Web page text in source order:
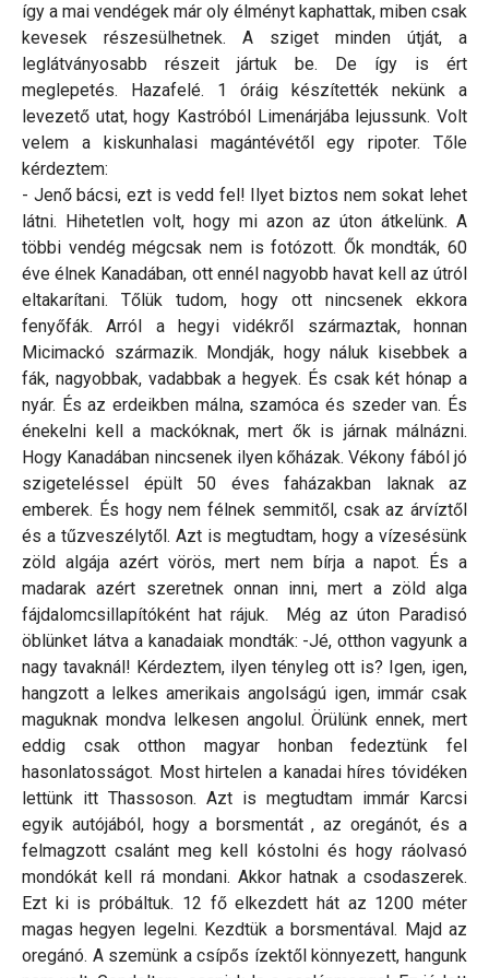
így a mai vendégek már oly élményt kaphattak, miben csak
kevesek részesülhetnek. A sziget minden útját, a
leglátványosabb részeit jártuk be. De így is ért
meglepetés. Hazafelé. 1 óráig készítették nekünk a
levezető utat, hogy Kastróból Limenárjába lejussunk. Volt
velem a kiskunhalasi magántévétől egy ripoter. Tőle
kérdeztem:
- Jenő bácsi, ezt is vedd fel! Ilyet biztos nem sokat lehet
látni. Hihetetlen volt, hogy mi azon az úton átkelünk. A
többi vendég mégcsak nem is fotózott. Ők mondták, 60
éve élnek Kanadában, ott ennél nagyobb havat kell az útról
eltakarítani. Tőlük tudom, hogy ott nincsenek ekkora
fenyőfák. Arról a hegyi vidékről származtak, honnan
Micimackó származik. Mondják, hogy náluk kisebbek a
fák, nagyobbak, vadabbak a hegyek. És csak két hónap a
nyár. És az erdeikben málna, szamóca és szeder van. És
énekelni kell a mackóknak, mert ők is járnak málnázni.
Hogy Kanadában nincsenek ilyen kőházak. Vékony fából jó
szigeteléssel épült 50 éves faházakban laknak az
emberek. És hogy nem félnek semmitől, csak az árvíztől
és a tűzveszélytől. Azt is megtudtam, hogy a vízesésünk
zöld algája azért vörös, mert nem bírja a napot. És a
madarak azért szeretnek onnan inni, mert a zöld alga
fájdalomcsillapítóként hat rájuk. Még az úton Paradisó
öblünket látva a kanadaiak mondták: -Jé, otthon vagyunk a
nagy tavaknál! Kérdeztem, ilyen tényleg ott is? Igen, igen,
hangzott a lelkes amerikais angolságú igen, immár csak
maguknak mondva lelkesen angolul. Örülünk ennek, mert
eddig csak otthon magyar honban fedeztünk fel
hasonlatosságot. Most hirtelen a kanadai híres tóvidéken
lettünk itt Thassoson. Azt is megtudtam immár Karcsi
egyik autójából, hogy a borsmentát , az oregánót, és a
felmagzott csalánt meg kell kóstolni és hogy ráolvasó
mondókát kell rá mondani. Akkor hatnak a csodaszerek.
Ezt ki is próbáltuk. 12 fő elkezdett hát az 1200 méter
magas hegyen legelni. Kezdtük a borsmentával. Majd az
oregánó. A szemünk a csípős ízektől könnyezett, hangunk